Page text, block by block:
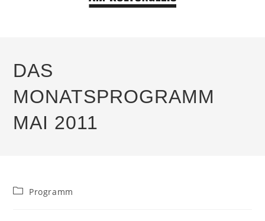
DAS
MONATSPROGRAMM
MAI 2011
Beitrags-
Programm